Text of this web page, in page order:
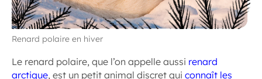
Renard polaire en hiver
Le renard polaire, que l’on appelle aussi renard
arctique, est un petit animal discret qui connaît les